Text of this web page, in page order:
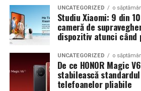
În plus, în săptămâna
Timișul a beneficiat de o campanie
desfășurată timp de șapte zile la
urma campaniei, doi tineri germani
în Timiș, călătorind cu primul zbor
dus-întors.
UNCATEGORIZED o
Studiu Xiaomi: 9 din
cameră de
dispozitiv atunci când
UNCATEGORIZED o
De ce HONOR Magic
stabilească
telefoanelor pliabile